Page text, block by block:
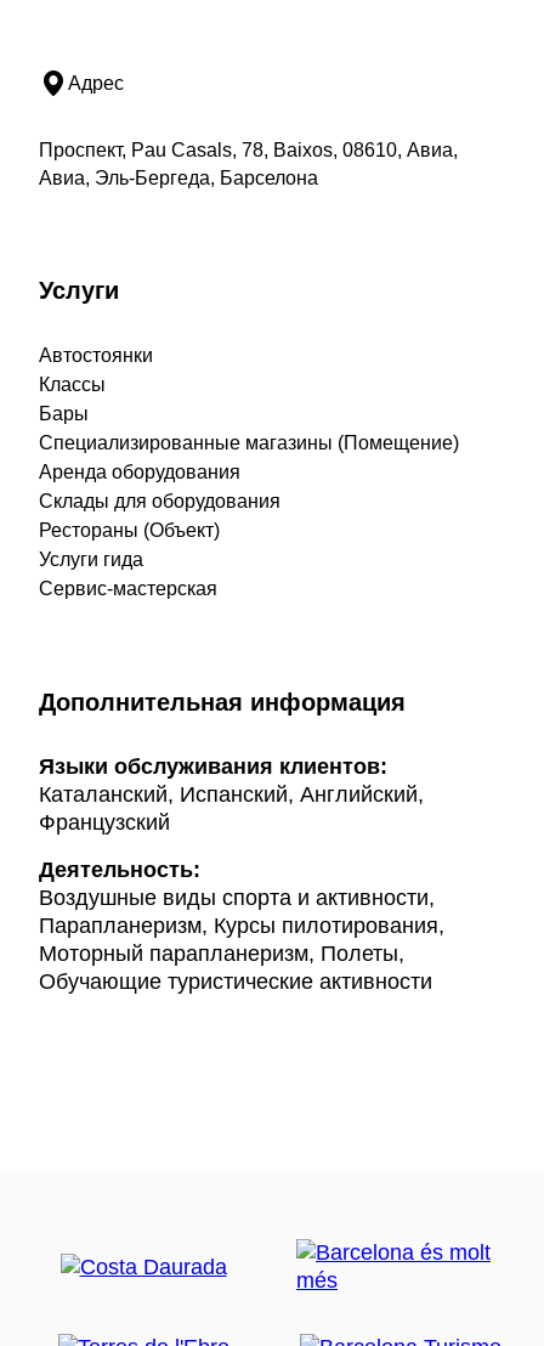
Адрес
Проспект, Pau Casals, 78, Baixos, 08610, Авиа,
Авиа, Эль-Бергеда, Барселона
Услуги
Автостоянки
Классы
Бары
Специализированные магазины (Помещение)
Аренда оборудования
Склады для оборудования
Рестораны (Объект)
Услуги гида
Сервис-мастерская
Дополнительная информация
Языки обслуживания клиентов:
Каталанский, Испанский, Английский,
Французский
Деятельность:
Воздушные виды спорта и активности,
Парапланеризм, Курсы пилотирования,
Моторный парапланеризм, Полеты,
Обучающие туристические активности